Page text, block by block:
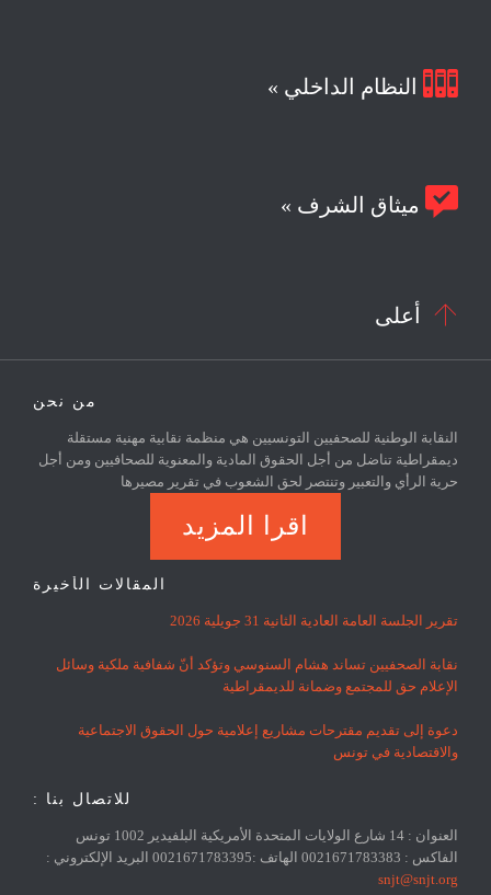
 النظام الداخلي »
 ميثاق الشرف »
 أعلى
من نحن
النقابة الوطنية للصحفيين التونسيين هي منظمة نقابية مهنية مستقلة
ديمقراطية تناضل من أجل الحقوق المادية والمعنوية للصحافيين ومن أجل
حرية الرأي والتعبير وتنتصر لحق الشعوب في تقرير مصيرها
اقرا المزيد
المقالات الأخيرة
تقرير الجلسة العامة العادية الثانية 31 جويلية 2026
نقابة الصحفيين تساند هشام السنوسي وتؤكد أنّ شفافية ملكية وسائل
الإعلام حق للمجتمع وضمانة للديمقراطية
دعوة إلى تقديم مقترحات مشاريع إعلامية حول الحقوق الاجتماعية
والاقتصادية في تونس
للاتصال بنا :
العنوان : 14 شارع الولايات المتحدة الأمريكية البلفيدير 1002 تونس
الفاكس : 0021671783383 الهاتف :0021671783395 البريد الإلكتروني :
snjt@snjt.org